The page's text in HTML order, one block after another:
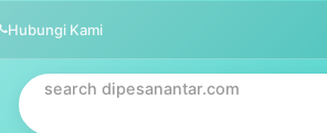
Hubungi Kami